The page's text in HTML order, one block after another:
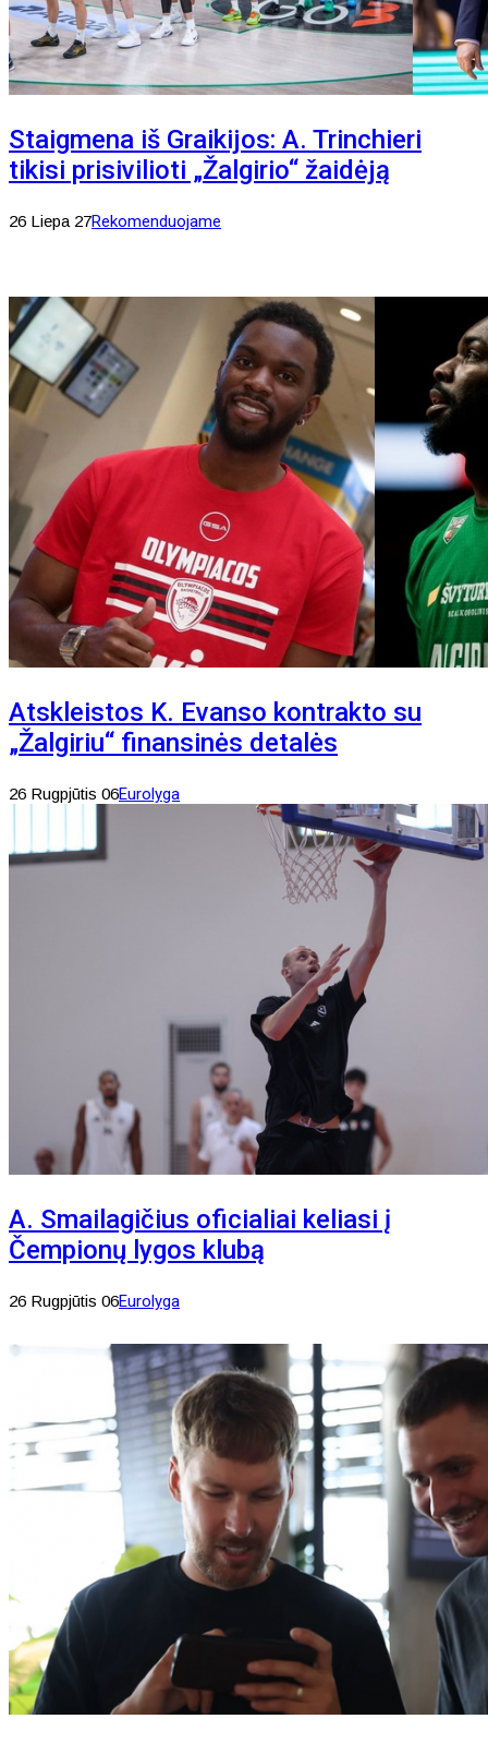
Staigmena iš Graikijos: A. Trinchieri
tikisi prisivilioti „Žalgirio“ žaidėją
26 Liepa 27Rekomenduojame
Atskleistos K. Evanso kontrakto su
„Žalgiriu“ finansinės detalės
26 Rugpjūtis 06Eurolyga
A. Smailagičius oficialiai keliasi į
Čempionų lygos klubą
26 Rugpjūtis 06Eurolyga